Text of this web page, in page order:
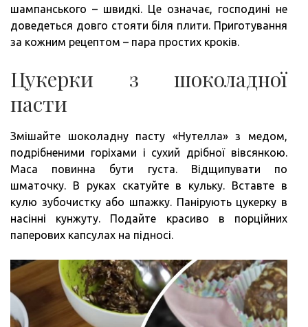
шампанського – швидкі. Це означає, господині не
доведеться довго стояти біля плити. Приготування
за кожним рецептом – пара простих кроків.
Цукерки з шоколадної
пасти
Змішайте шоколадну пасту «Нутелла» з медом,
подрібненими горіхами і сухий дрібної вівсянкою.
Маса повинна бути густа. Відщипувати по
шматочку. В руках скатуйте в кульку. Вставте в
кулю зубочистку або шпажку. Панірують цукерку в
насінні кунжуту. Подайте красиво в порційних
паперових капсулах на підносі.